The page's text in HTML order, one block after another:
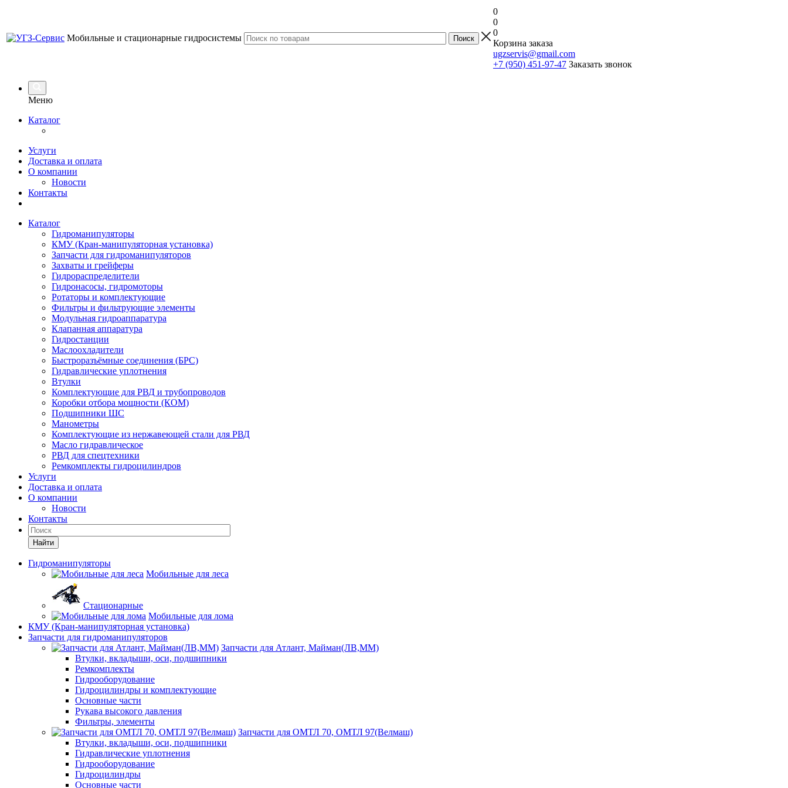
Мобильные и стационарные гидросистемы
0
0
0
Корзина заказа
ugzservis@gmail.com
+7 (950) 451-97-47 Заказать звонок
Меню
Каталог
Услуги
Доставка и оплата
О компании
Новости
Контакты
Каталог
Гидроманипуляторы
КМУ (Кран-манипуляторная установка)
Запчасти для гидроманипуляторов
Захваты и грейферы
Гидрораспределители
Гидронасосы, гидромоторы
Ротаторы и комплектующие
Фильтры и фильтрующие элементы
Модульная гидроаппаратура
Клапанная аппаратура
Гидростанции
Маслоохладители
Быстроразъёмные соединения (БРС)
Гидравлические уплотнения
Втулки
Комплектующие для РВД и трубопроводов
Коробки отбора мощности (КОМ)
Подшипники ШС
Манометры
Комплектующие из нержавеющей стали для РВД
Масло гидравлическое
РВД для спецтехники
Ремкомплекты гидроцилиндров
Услуги
Доставка и оплата
О компании
Новости
Контакты
Найти
Гидроманипуляторы
Мобильные для леса
Стационарные
Мобильные для лома
КМУ (Кран-манипуляторная установка)
Запчасти для гидроманипуляторов
Запчасти для Атлант, Майман(ЛВ,ММ)
Втулки, вкладыши, оси, подшипники
Ремкомплекты
Гидрооборудование
Гидроцилиндры и комплектующие
Основные части
Рукава высокого давления
Фильтры, элементы
Запчасти для ОМТЛ 70, ОМТЛ 97(Велмаш)
Втулки, вкладыши, оси, подшипники
Гидравлические уплотнения
Гидрооборудование
Гидроцилиндры
Основные части